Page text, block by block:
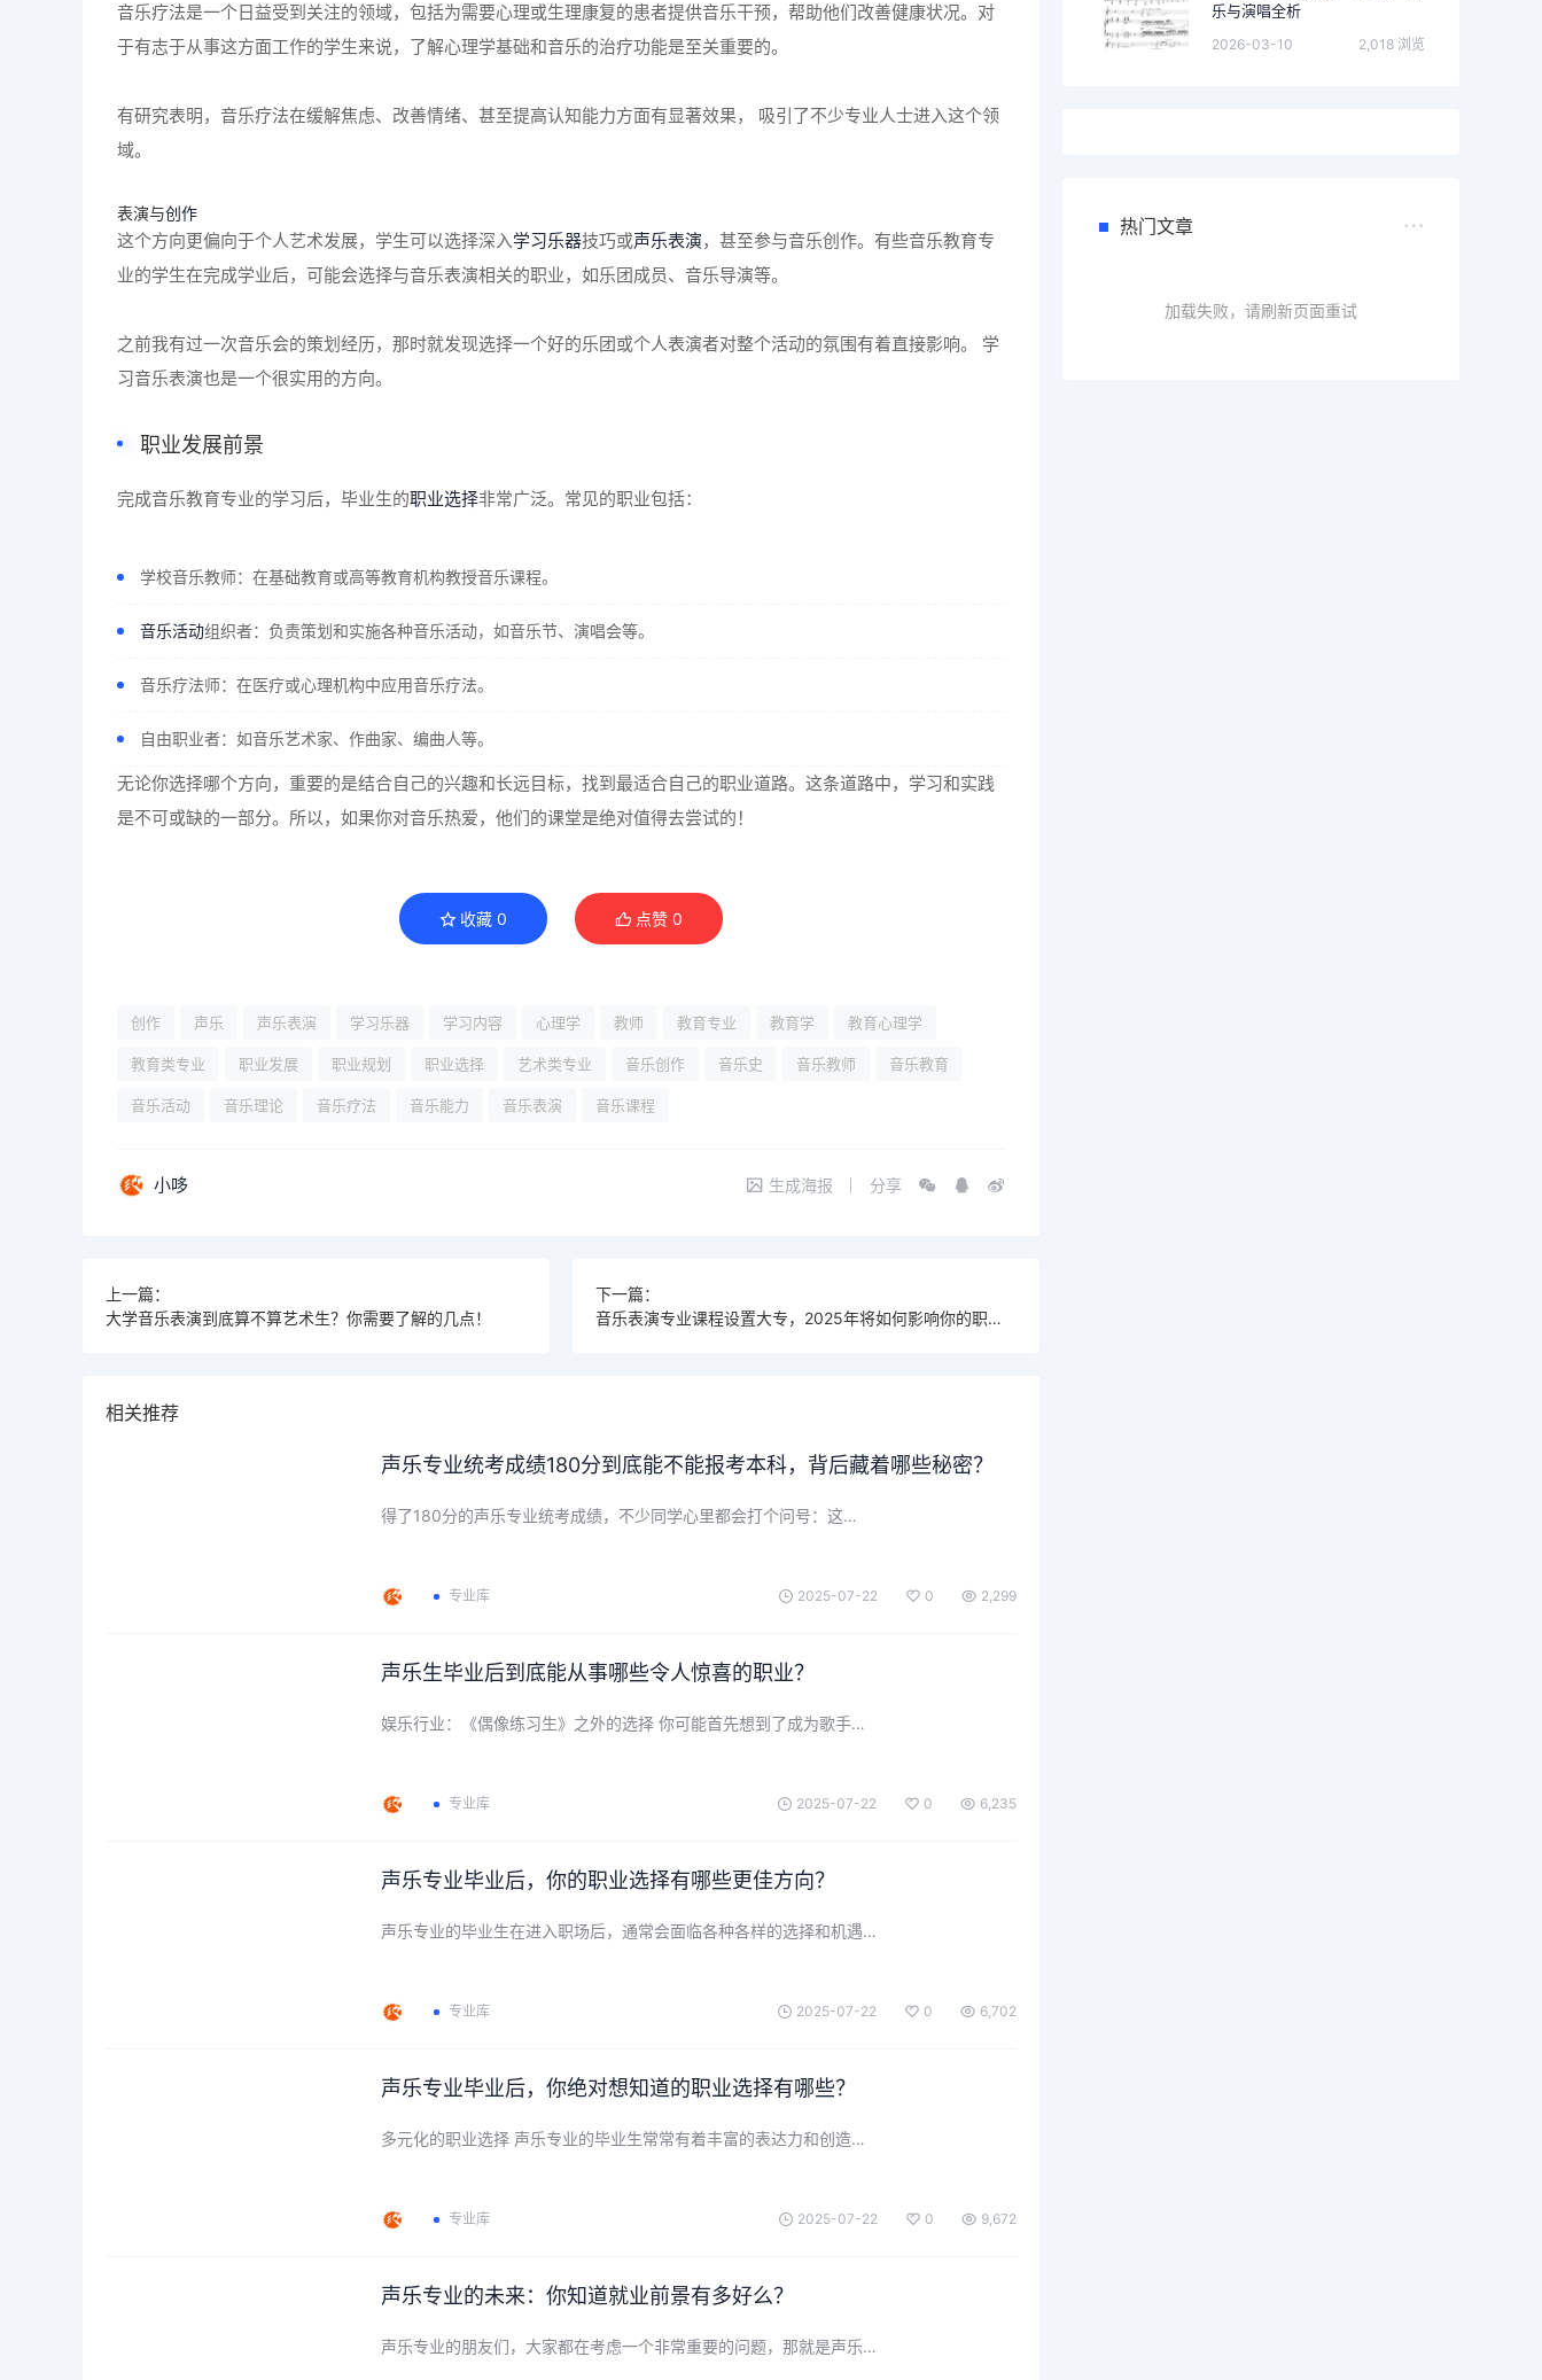
音乐疗法是一个日益受到关注的领域，包括为需要心理或生理康复的患者提供音乐干预，帮助他们改善健康状况。对
于有志于从事这方面工作的学生来说，了解心理学基础和音乐的治疗功能是至关重要的。
有研究表明，音乐疗法在缓解焦虑、改善情绪、甚至提高认知能力方面有显著效果， 吸引了不少专业人士进入这个领
域。
表演与创作
这个方向更偏向于个人艺术发展，学生可以选择深入学习乐器技巧或声乐表演，甚至参与音乐创作。有些音乐教育专
业的学生在完成学业后，可能会选择与音乐表演相关的职业，如乐团成员、音乐导演等。
之前我有过一次音乐会的策划经历，那时就发现选择一个好的乐团或个人表演者对整个活动的氛围有着直接影响。 学
习音乐表演也是一个很实用的方向。
职业发展前景
完成音乐教育专业的学习后，毕业生的职业选择非常广泛。常见的职业包括：
学校音乐教师：在基础教育或高等教育机构教授音乐课程。
音乐活动组织者：负责策划和实施各种音乐活动，如音乐节、演唱会等。
音乐疗法师：在医疗或心理机构中应用音乐疗法。
自由职业者：如音乐艺术家、作曲家、编曲人等。
无论你选择哪个方向，重要的是结合自己的兴趣和长远目标，找到最适合自己的职业道路。这条道路中，学习和实践
是不可或缺的一部分。所以，如果你对音乐热爱，他们的课堂是绝对值得去尝试的！
收藏 0 点赞 0
创作 声乐 声乐表演 学习乐器 学习内容 心理学 教师 教育专业 教育学 教育心理学
教育类专业 职业发展 职业规划 职业选择 艺术类专业 音乐创作 音乐史 音乐教师 音乐教育
音乐活动 音乐理论 音乐疗法 音乐能力 音乐表演 音乐课程
小哆 生成海报 分享
上一篇：
大学音乐表演到底算不算艺术生？你需要了解的几点！
下一篇：
音乐表演专业课程设置大专，2025年将如何影响你的职业发展？
相关推荐
声乐专业统考成绩180分到底能不能报考本科，背后藏着哪些秘密？
得了180分的声乐专业统考成绩，不少同学心里都会打个问号：这…
专业库 2025-07-22 0 2,299
声乐生毕业后到底能从事哪些令人惊喜的职业？
娱乐行业：《偶像练习生》之外的选择 你可能首先想到了成为歌手…
专业库 2025-07-22 0 6,235
声乐专业毕业后，你的职业选择有哪些更佳方向？
声乐专业的毕业生在进入职场后，通常会面临各种各样的选择和机遇…
专业库 2025-07-22 0 6,702
声乐专业毕业后，你绝对想知道的职业选择有哪些？
多元化的职业选择 声乐专业的毕业生常常有着丰富的表达力和创造…
专业库 2025-07-22 0 9,672
声乐专业的未来：你知道就业前景有多好么？
声乐专业的朋友们，大家都在考虑一个非常重要的问题，那就是声乐…
乐与演唱全析
2026-03-10 2,018 浏览
热门文章
加载失败，请刷新页面重试